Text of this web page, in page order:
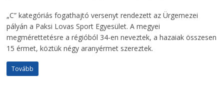
„C” kategóriás fogathajtó versenyt rendezett az Ürgemezei
pályán a Paksi Lovas Sport Egyesület. A megyei
megmérettetésre a régióból 34-en neveztek, a hazaiak összesen
15 érmet, köztük négy aranyérmet szereztek.
Tovább